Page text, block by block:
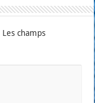
Les champs